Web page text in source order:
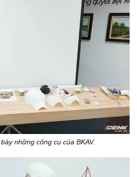
những công cụ của BKAV.